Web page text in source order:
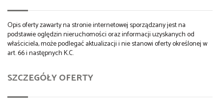
Opis oferty zawarty na stronie internetowej sporządzany jest na
podstawie oględzin nieruchomości oraz informacji uzyskanych od
właściciela, może podlegać aktualizacji i nie stanowi oferty określonej w
art. 66 i następnych K.C.
SZCZEGÓŁY OFERTY